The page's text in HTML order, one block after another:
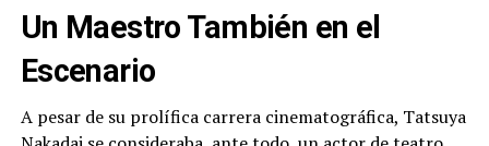
Un Maestro También en el
Escenario
A pesar de su prolífica carrera cinematográfica, Tatsuya